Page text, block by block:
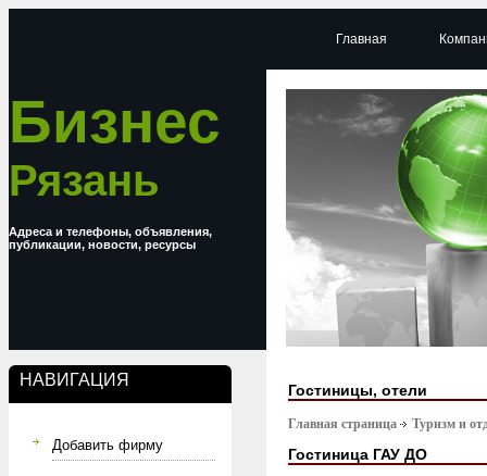
Бизнес
Рязань
Адреса и телефоны, объявления,
публикации, новости, ресурсы
НАВИГАЦИЯ
Добавить фирму
Главная
Гостиницы, отели
Главная страница Туризм и
Гостиница ГАУ ДО